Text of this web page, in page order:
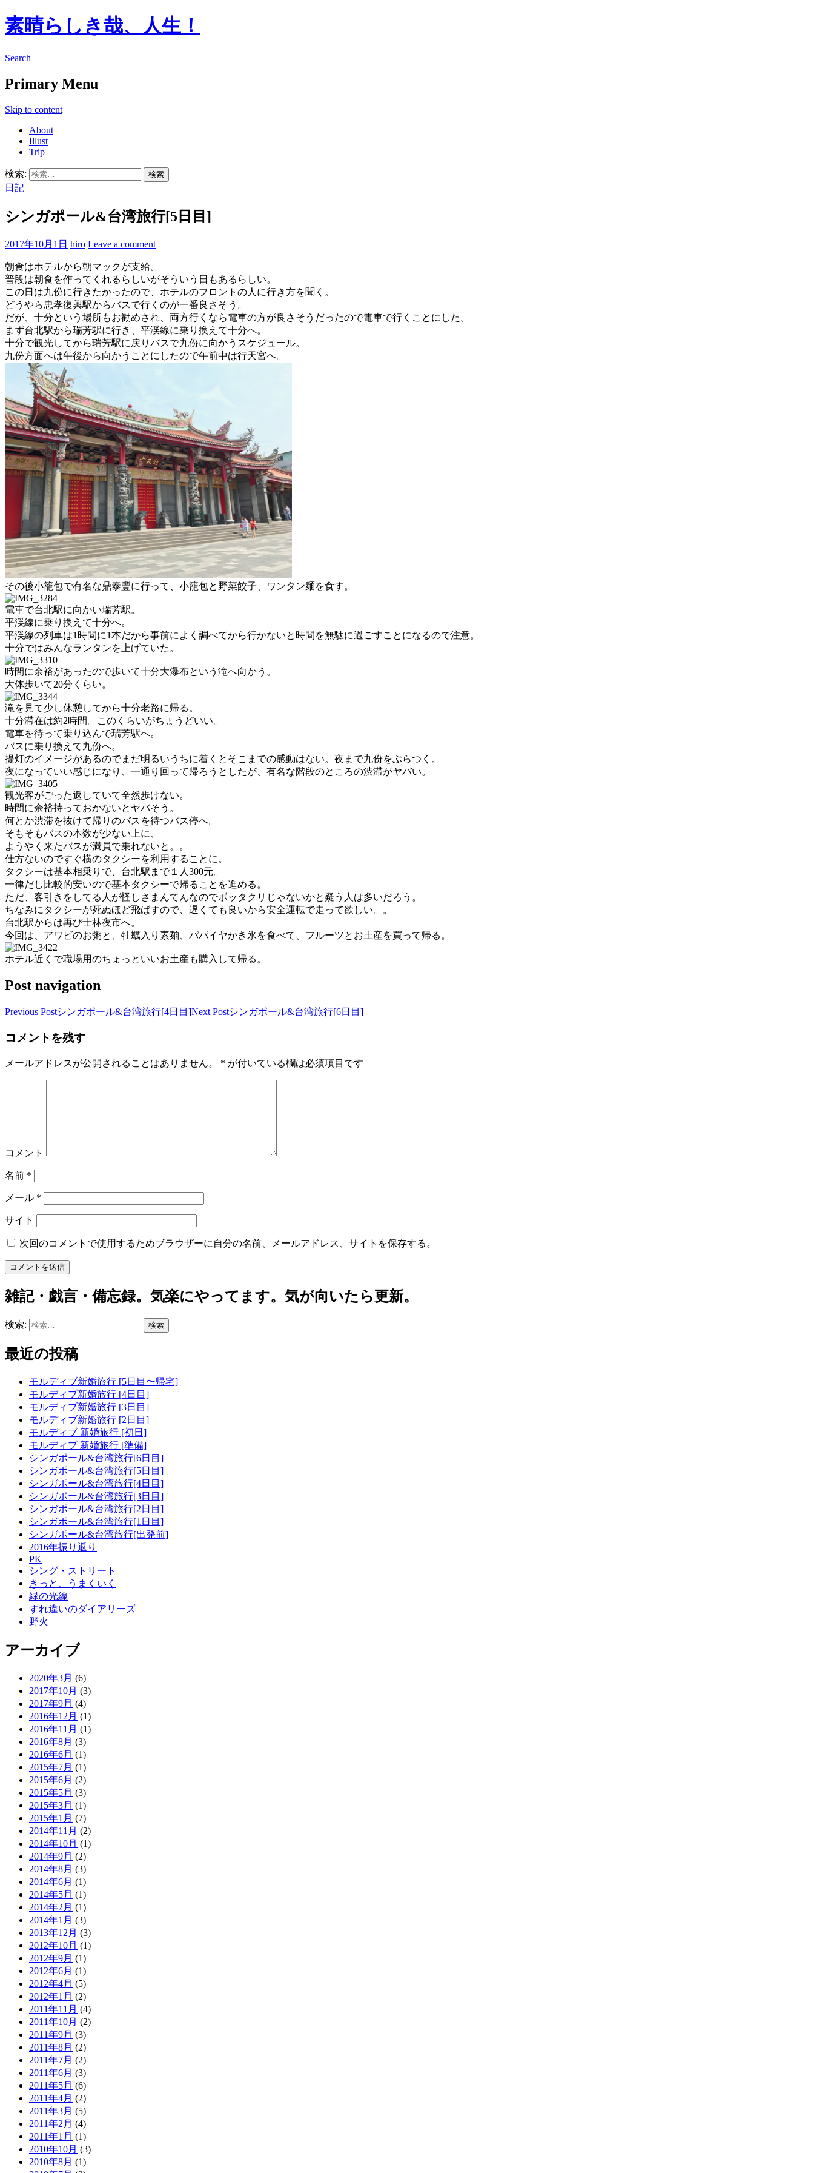
素晴らしき哉、人生！
Search
Primary Menu
Skip to content
About
Illust
Trip
検索:
日記
シンガポール&台湾旅行[5日目]
2017年10月1日 hiro Leave a comment
朝食はホテルから朝マックが支給。
普段は朝食を作ってくれるらしいがそういう日もあるらしい。
この日は九份に行きたかったので、ホテルのフロントの人に行き方を聞く。
どうやら忠孝復興駅からバスで行くのが一番良さそう。
だが、十分という場所もお勧めされ、両方行くなら電車の方が良さそうだったので電車で行くことにした。
まず台北駅から瑞芳駅に行き、平渓線に乗り換えて十分へ。
十分で観光してから瑞芳駅に戻りバスで九份に向かうスケジュール。
九份方面へは午後から向かうことにしたので午前中は行天宮へ。
その後小籠包で有名な鼎泰豐に行って、小籠包と野菜餃子、ワンタン麺を食す。
電車で台北駅に向かい瑞芳駅。
平渓線に乗り換えて十分へ。
平渓線の列車は1時間に1本だから事前によく調べてから行かないと時間を無駄に過ごすことになるので注意。
十分ではみんなランタンを上げていた。
時間に余裕があったので歩いて十分大瀑布という滝へ向かう。
大体歩いて20分くらい。
滝を見て少し休憩してから十分老路に帰る。
十分滞在は約2時間。このくらいがちょうどいい。
電車を待って乗り込んで瑞芳駅へ。
バスに乗り換えて九份へ。
提灯のイメージがあるのでまだ明るいうちに着くとそこまでの感動はない。夜まで九份をぶらつく。
夜になっていい感じになり、一通り回って帰ろうとしたが、有名な階段のところの渋滞がヤバい。
観光客がごった返していて全然歩けない。
時間に余裕持っておかないとヤバそう。
何とか渋滞を抜けて帰りのバスを待つバス停へ。
そもそもバスの本数が少ない上に、
ようやく来たバスが満員で乗れないと。。
仕方ないのですぐ横のタクシーを利用することに。
タクシーは基本相乗りで、台北駅まで１人300元。
一律だし比較的安いので基本タクシーで帰ることを進める。
ただ、客引きをしてる人が怪しさまんてんなのでボッタクリじゃないかと疑う人は多いだろう。
ちなみにタクシーが死ぬほど飛ばすので、遅くても良いから安全運転で走って欲しい。。
台北駅からは再び士林夜市へ。
今回は、アワビのお粥と、牡蠣入り素麺、パパイヤかき氷を食べて、フルーツとお土産を買って帰る。
ホテル近くで職場用のちょっといいお土産も購入して帰る。
Post navigation
Previous Postシンガポール&台湾旅行[4日目]Next Postシンガポール&台湾旅行[6日目]
コメントを残す
メールアドレスが公開されることはありません。 * が付いている欄は必須項目です
コメント
名前 *
メール *
サイト
次回のコメントで使用するためブラウザーに自分の名前、メールアドレス、サイトを保存する。
雑記・戯言・備忘録。気楽にやってます。気が向いたら更新。
検索:
最近の投稿
モルディブ新婚旅行 [5日目〜帰宅]
モルディブ新婚旅行 [4日目]
モルディブ新婚旅行 [3日目]
モルディブ新婚旅行 [2日目]
モルディブ 新婚旅行 [初日]
モルディブ 新婚旅行 [準備]
シンガポール&台湾旅行[6日目]
シンガポール&台湾旅行[5日目]
シンガポール&台湾旅行[4日目]
シンガポール&台湾旅行[3日目]
シンガポール&台湾旅行[2日目]
シンガポール&台湾旅行[1日目]
シンガポール&台湾旅行[出発前]
2016年振り返り
PK
シング・ストリート
きっと、うまくいく
緑の光線
すれ違いのダイアリーズ
野火
アーカイブ
2020年3月 (6)
2017年10月 (3)
2017年9月 (4)
2016年12月 (1)
2016年11月 (1)
2016年8月 (3)
2016年6月 (1)
2015年7月 (1)
2015年6月 (2)
2015年5月 (3)
2015年3月 (1)
2015年1月 (7)
2014年11月 (2)
2014年10月 (1)
2014年9月 (2)
2014年8月 (3)
2014年6月 (1)
2014年5月 (1)
2014年2月 (1)
2014年1月 (3)
2013年12月 (3)
2012年10月 (1)
2012年9月 (1)
2012年6月 (1)
2012年4月 (5)
2012年1月 (2)
2011年11月 (4)
2011年10月 (2)
2011年9月 (3)
2011年8月 (2)
2011年7月 (2)
2011年6月 (3)
2011年5月 (6)
2011年4月 (2)
2011年3月 (5)
2011年2月 (4)
2011年1月 (1)
2010年10月 (3)
2010年8月 (1)